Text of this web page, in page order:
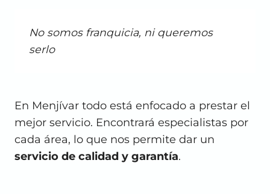
No somos franquicia, ni queremos
serlo
En Menjívar todo está enfocado a prestar el
mejor servicio. Encontrará especialistas por
cada área, lo que nos permite dar un
servicio de calidad y garantía.